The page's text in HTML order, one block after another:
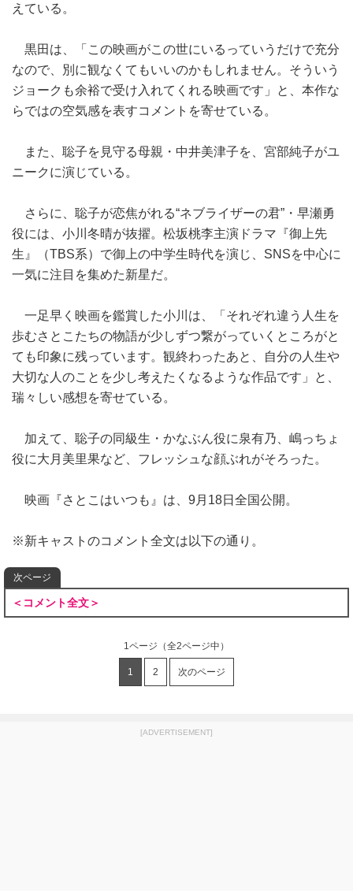
えている。
黒田は、「この映画がこの世にいるっていうだけで充分
なので、別に観なくてもいいのかもしれません。そういう
ジョークも余裕で受け入れてくれる映画です」と、本作な
らではの空気感を表すコメントを寄せている。
また、聡子を見守る母親・中井美津子を、宮部純子がユ
ニークに演じている。
さらに、聡子が恋焦がれる“ネブライザーの君”・早瀬勇
役には、小川冬晴が抜擢。松坂桃李主演ドラマ『御上先
生』（TBS系）で御上の中学生時代を演じ、SNSを中心に
一気に注目を集めた新星だ。
一足早く映画を鑑賞した小川は、「それぞれ違う人生を
歩むさとこたちの物語が少しずつ繋がっていくところがと
ても印象に残っています。観終わったあと、自分の人生や
大切な人のことを少し考えたくなるような作品です」と、
瑞々しい感想を寄せている。
加えて、聡子の同級生・かなぶん役に泉有乃、嶋っちょ
役に大月美里果など、フレッシュな顔ぶれがそろった。
映画『さとこはいつも』は、9月18日全国公開。
※新キャストのコメント全文は以下の通り。
次ページ
＜コメント全文＞
1ページ （全2ページ中）
1 2 次のページ
[ADVERTISEMENT]